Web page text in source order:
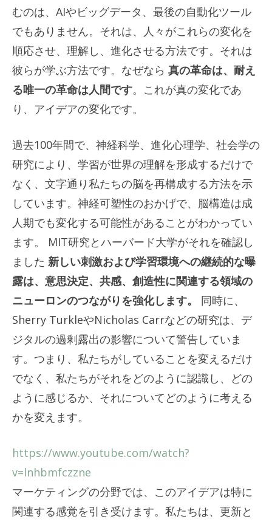
むのは、AIやビッグデータ、最後の自動化ツール
でもありません。それは、人々がこれらの変化を
順応させ、理解し、進化させる方法です。それは
彼らが学ぶ方法です。なぜなら 真の革命は、耐え
る唯一の革命は人間です。これが真の変化であ
り、アイデアの変化です。
過去100年間で、神経科学、進化心理学、社会学の
研究により、学習が世界の理解を形成するだけで
なく、文字通り私たちの脳を再構成する方法を示
しています。神経可塑性のおかげで、脳構造は成
人期でも変化する可能性があることがわかってい
ます。 MIT研究とハーバード大学がそれを確認し
ました 新しい刺激および学習環境への継続的な曝
露は、意思決定、共感、創造性に関連する領域の
ニューロンのつながりを強化します。
同時に、
Sherry TurkleやNicholas Carrなどの研究は、デ
ジタルの過剰露出の影響について警告していま
す。つまり、私たちがしていることを変えるだけ
でなく、私たちがそれをどのように認識し、どの
ように感じるか、それについてどのように考える
かを変えます。
https://www.youtube.com/watch?
v=lnhbmfczzne
マーケティングの分野では、このアイデアは特に
関連する感覚を引き受けます。私たちは、更新と